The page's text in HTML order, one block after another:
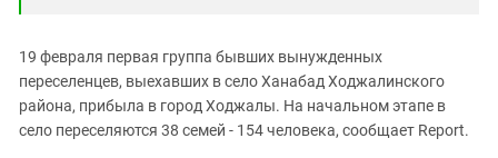
19 февраля первая группа бывших вынужденных
переселенцев, выехавших в село Ханабад Ходжалинского
района, прибыла в город Ходжалы. На начальном этапе в
село переселяются 38 семей - 154 человека, сообщает Report.